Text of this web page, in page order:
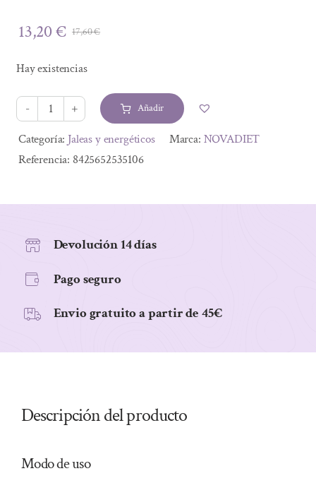
17,60€El
era:
17,60 €.
13,20€
El
es:
13,20 €.
Hay existencias
MACA
400mg
30
Añadir
Alternative:
Categoría: Jaleas y energéticos Marca: NOVADIET
Referencia: 8425652535106
Devolución 14 días
Pago seguro
Envio gratuito a partir de 45€
Descripción del producto
Modo de uso